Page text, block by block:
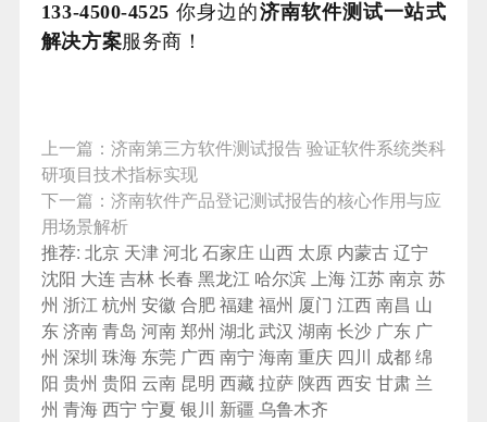
133-4500-4525 你身边的济南软件测试一站式
解决方案服务商！
上一篇： 济南第三方软件测试报告 验证软件系统类科
研项目技术指标实现
下一篇： 济南软件产品登记测试报告的核心作用与应
用场景解析
推荐: 北京 天津河北石家庄 山西 太原 内蒙古辽宁
沈阳 大连吉林长春 黑龙江 哈尔滨上海江苏南京苏
州 浙江杭州 安徽 合肥福建 福州 厦门 江西南昌 山
东济南青岛 河南郑州 湖北武汉 湖南长沙 广东 广
州 深圳 珠海 东莞 广西南宁 海南重庆 四川 成都绵
阳 贵州 贵阳 云南 昆明 西藏拉萨 陕西西安 甘肃 兰
州 青海西宁 宁夏 银川 新疆 乌鲁木齐